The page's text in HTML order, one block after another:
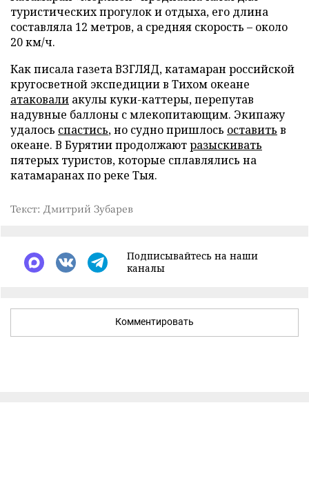
туристических прогулок и отдыха, его длина
составляла 12 метров, а средняя скорость – около
20 км/ч.
Как писала газета ВЗГЛЯД, катамаран российской
кругосветной экспедиции в Тихом океане
атаковали акулы куки-каттеры, перепутав
надувные баллоны с млекопитающим. Экипажу
удалось спастись, но судно пришлось оставить в
океане. В Бурятии продолжаютразыскивать
пятерых туристов, которые сплавлялись на
катамаранах по реке Тыя.
Текст: Дмитрий Зубарев
Подписывайтесь на наши
каналы
Комментировать